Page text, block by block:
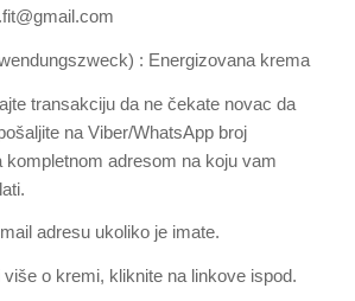
: Energizovana krema
transakciju da ne čekate novac da
na Viber/WhatsApp broj
kompletnom adresom na koju vam
adresu ukoliko je imate.
o kremi, kliknite na linkove ispod.